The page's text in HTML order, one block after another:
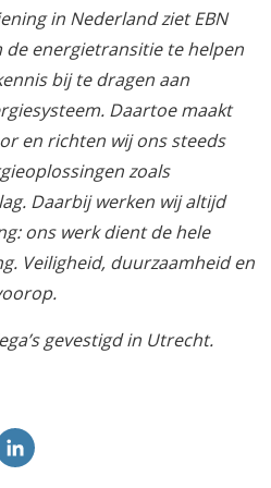
in Nederland ziet EBN
de energietransitie te helpen
bij te dragen aan
Daartoe maakt
en richten wij ons steeds
zoals
Daarbij werken wij altijd
ons werk dient de hele
Veiligheid, duurzaamheid en
gevestigd in Utrecht.